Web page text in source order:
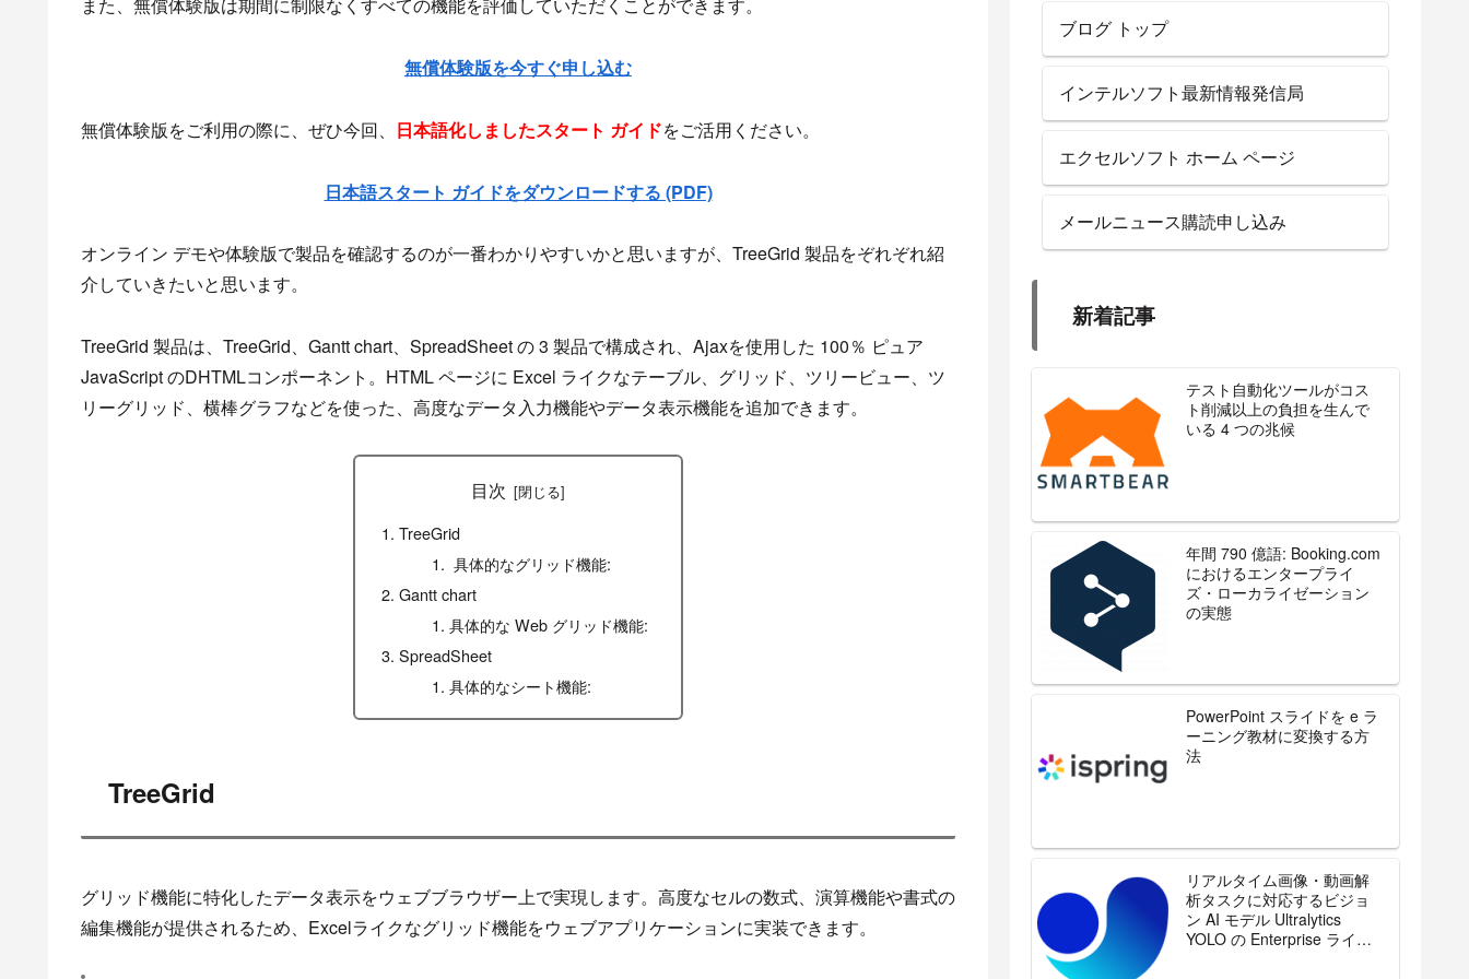
また、無償体験版は期間に制限なくすべての機能を評価していただくことができます。
無償体験版を今すぐ申し込む
無償体験版をご利用の際に、ぜひ今回、 日本語化しましたスタート ガイドをご活用ください。
日本語スタート ガイドをダウンロードする (PDF)
オンライン デモや体験版で製品を確認するのが一番わかりやすいかと思いますが、TreeGrid 製品をぞれぞれ紹
介していきたいと思います。
TreeGrid 製品は、TreeGrid、Gantt chart、SpreadSheet の 3 製品で構成され、Ajaxを使用した 100％ ピュア
JavaScript のDHTMLコンポーネント。HTML ページに Excel ライクなテーブル、グリッド、ツリービュー、ツ
リーグリッド、横棒グラフなどを使った、高度なデータ入力機能やデータ表示機能を追加できます。
目次
TreeGrid
具体的なグリッド機能:
Gantt chart
具体的な Web グリッド機能:
SpreadSheet
具体的なシート機能:
TreeGrid
グリッド機能に特化したデータ表示をウェブブラウザー上で実現します。高度なセルの数式、演算機能や書式の
編集機能が提供されるため、Excelライクなグリッド機能をウェブアプリケーションに実装できます。
ブログ トップ
インテルソフト最新情報発信局
エクセルソフト ホーム ページ
メールニュース購読申し込み
新着記事
テスト自動化ツールがコス
ト削減以上の負担を生んで
いる 4 つの兆候
年間 790 億語: Booking.com
におけるエンタープライ
ズ・ローカライゼーション
の実態
PowerPoint スライドを e ラ
ーニング教材に変換する方
法
リアルタイム画像・動画解
析タスクに対応するビジョ
ン AI モデル Ultralytics
YOLO の Enterprise ライセ